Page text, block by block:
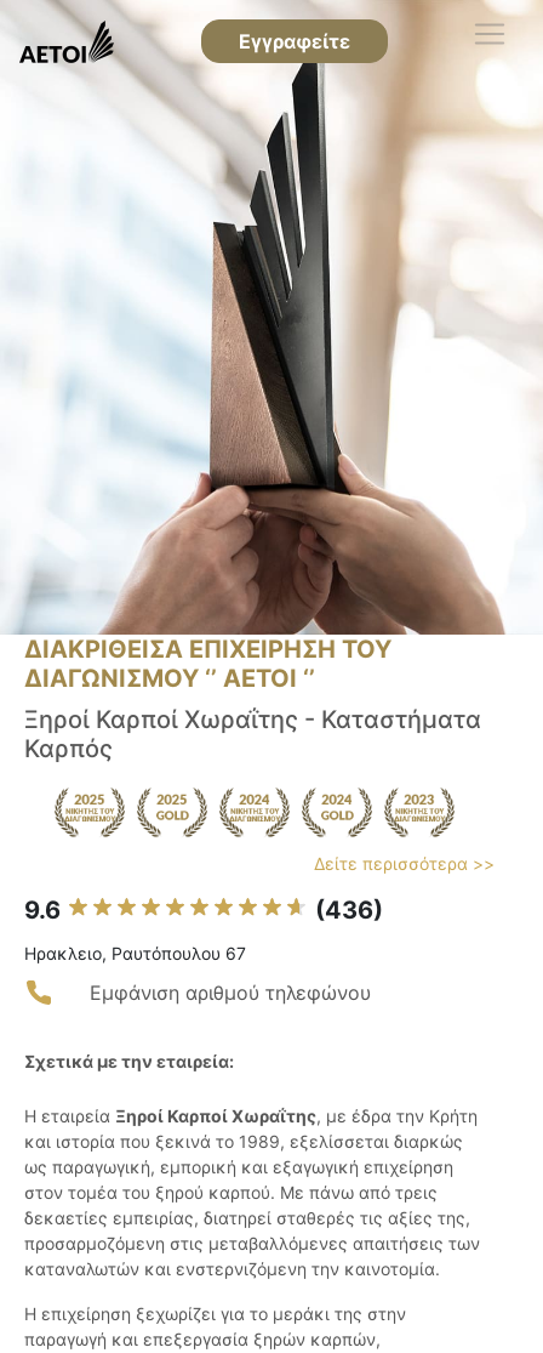
Εγγραφείτε
ΔΙΑΚΡΙΘΕΙΣΑ ΕΠΙΧΕΙΡΗΣΗ ΤΟΥ
ΔΙΑΓΩΝΙΣΜΟΥ ‘’ ΑΕΤΟΙ ‘’
Ξηροί Καρποί Χωραΐτης - Καταστήματα
Καρπός
Δείτε περισσότερα >>
9.6 (436)
Ηρακλειο, Ραυτόπουλου 67
Εμφάνιση αριθμού τηλεφώνου
Σχετικά με την εταιρεία:
Η εταιρεία Ξηροί Καρποί Χωραΐτης, με έδρα την Κρήτη
και ιστορία που ξεκινά το 1989, εξελίσσεται διαρκώς
ως παραγωγική, εμπορική και εξαγωγική επιχείρηση
στον τομέα του ξηρού καρπού. Με πάνω από τρεις
δεκαετίες εμπειρίας, διατηρεί σταθερές τις αξίες της,
προσαρμοζόμενη στις μεταβαλλόμενες απαιτήσεις των
καταναλωτών και ενστερνιζόμενη την καινοτομία.
Η επιχείρηση ξεχωρίζει για το μεράκι της στην
παραγωγή και επεξεργασία ξηρών καρπών,